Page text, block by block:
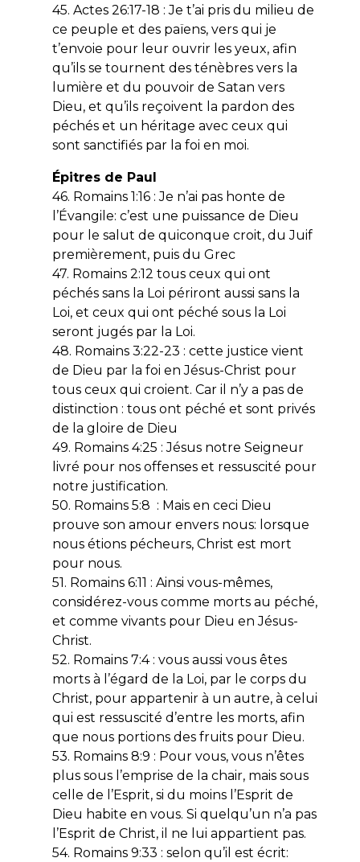
45. Actes 26:17-18 : Je t’ai pris du milieu de
ce peuple et des païens, vers qui je
t’envoie pour leur ouvrir les yeux, afin
qu’ils se tournent des ténèbres vers la
lumière et du pouvoir de Satan vers
Dieu, et qu’ils reçoivent la pardon des
péchés et un héritage avec ceux qui
sont sanctifiés par la foi en moi.
Épitres de Paul
46. Romains 1:16 : Je n’ai pas honte de
l’Évangile: c’est une puissance de Dieu
pour le salut de quiconque croit, du Juif
premièrement, puis du Grec
47. Romains 2:12 tous ceux qui ont
péchés sans la Loi périront aussi sans la
Loi, et ceux qui ont péché sous la Loi
seront jugés par la Loi.
48. Romains 3:22-23 : cette justice vient
de Dieu par la foi en Jésus-Christ pour
tous ceux qui croient. Car il n’y a pas de
distinction : tous ont péché et sont privés
de la gloire de Dieu
49. Romains 4:25 : Jésus notre Seigneur
livré pour nos offenses et ressuscité pour
notre justification.
50. Romains 5:8 : Mais en ceci Dieu
prouve son amour envers nous: lorsque
nous étions pécheurs, Christ est mort
pour nous.
51. Romains 6:11 : Ainsi vous-mêmes,
considérez-vous comme morts au péché,
et comme vivants pour Dieu en Jésus-
Christ.
52. Romains 7:4 : vous aussi vous êtes
morts à l’égard de la Loi, par le corps du
Christ, pour appartenir à un autre, à celui
qui est ressuscité d’entre les morts, afin
que nous portions des fruits pour Dieu.
53. Romains 8:9 : Pour vous, vous n’êtes
plus sous l’emprise de la chair, mais sous
celle de l’Esprit, si du moins l’Esprit de
Dieu habite en vous. Si quelqu’un n’a pas
l’Esprit de Christ, il ne lui appartient pas.
54. Romains 9:33 : selon qu’il est écrit: